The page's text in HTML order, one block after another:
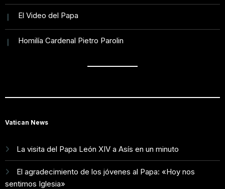
El Video del Papa
Homilía Cardenal Pietro Parolin
Vatican News
La visita del Papa León XIV a Asís en un minuto
El agradecimiento de los jóvenes al Papa: «Hoy nos
sentimos Iglesia»